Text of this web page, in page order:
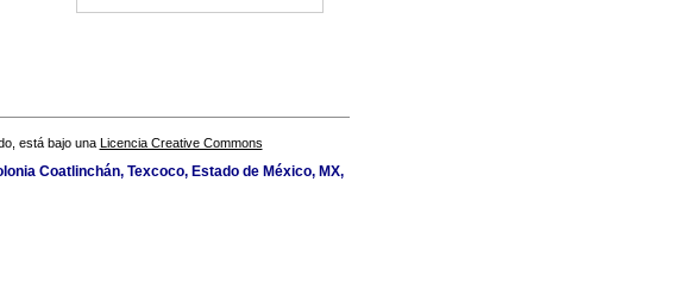
está bajo una Licencia Creative Commons
Coatlinchán, Texcoco, Estado de México, MX,